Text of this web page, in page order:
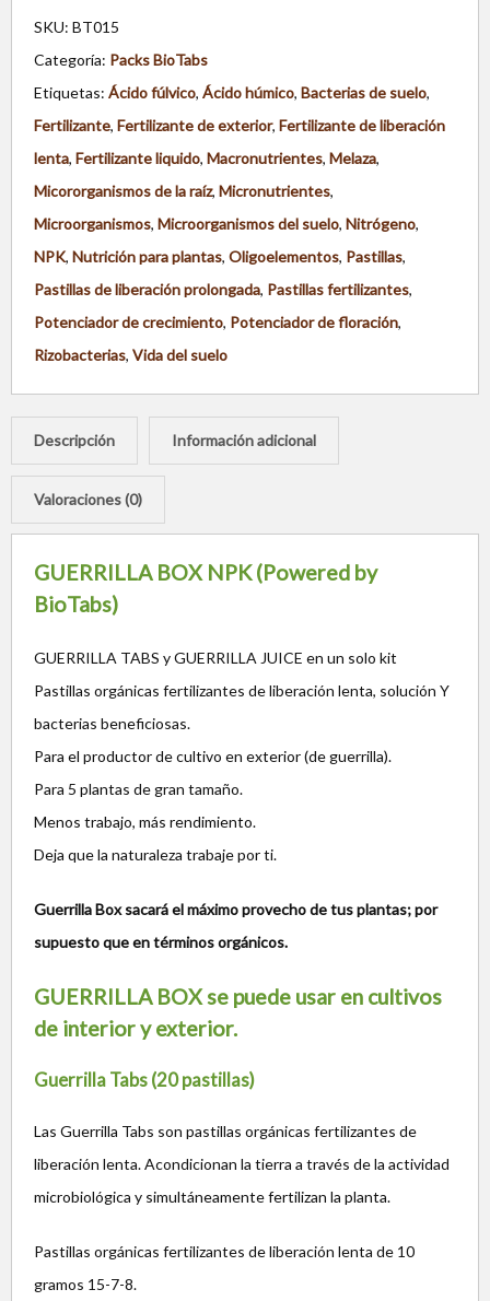
SKU: BT015
Categoría: Packs BioTabs
Etiquetas: Ácido fúlvico, Ácido húmico, Bacterias de suelo,
Fertilizante, Fertilizante de exterior, Fertilizante de liberación
lenta, Fertilizante liquido, Macronutrientes, Melaza,
Micororganismos de la raíz, Micronutrientes,
Microorganismos, Microorganismos del suelo, Nitrógeno,
NPK, Nutrición para plantas, Oligoelementos, Pastillas,
Pastillas de liberación prolongada, Pastillas fertilizantes,
Potenciador de crecimiento, Potenciador de floración,
Rizobacterias, Vida del suelo
Descripción Información adicional
Valoraciones (0)
GUERRILLA BOX NPK (Powered by
BioTabs)
GUERRILLA TABS y GUERRILLA JUICE en un solo kit
Pastillas orgánicas fertilizantes de liberación lenta, solución Y
bacterias beneficiosas.
Para el productor de cultivo en exterior (de guerrilla).
Para 5 plantas de gran tamaño.
Menos trabajo, más rendimiento.
Deja que la naturaleza trabaje por ti.
Guerrilla Box sacará el máximo provecho de tus plantas; por
supuesto que en términos orgánicos.
GUERRILLA BOX se puede usar en cultivos
de interior y exterior.
Guerrilla Tabs (20 pastillas)
Las Guerrilla Tabs son pastillas orgánicas fertilizantes de
liberación lenta. Acondicionan la tierra a través de la actividad
microbiológica y simultáneamente fertilizan la planta.
Pastillas orgánicas fertilizantes de liberación lenta de 10
gramos 15-7-8.